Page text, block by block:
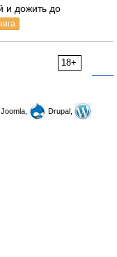
и дожить до
18+
Joomla,
Drupal,